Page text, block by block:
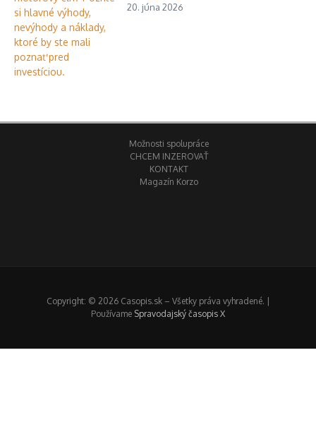
20. júna 2026
Možnosti spolupráce
CHCEM INZEROVAŤ
KONTAKT
Magazín Korzo
Copyright: © 2026 Casopis.sk – Všetky práva vyhradené. |
Používame Spravodajský časopis X